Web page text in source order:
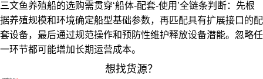
三文鱼养殖船的选购需贯穿‘船体-配套-使用’全链条判断：先根
据养殖规模和环境确定船型基础参数，再匹配具有扩展接口的配
套设备，最后通过规范操作和预防性维护释放设备潜能。忽略任
一环节都可能增加长期运营成本。
想找货源？